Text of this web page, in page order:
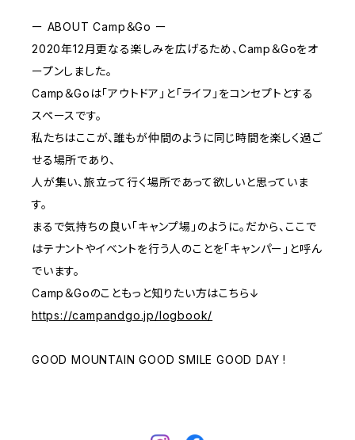
ー ABOUT Camp＆Go ー
2020年12月更なる楽しみを広げるため、Camp＆Goをオ
ープンしました。
Camp＆Goは「アウトドア」と「ライフ」をコンセプトとする
スペースです。
私たちはここが、誰もが仲間のように同じ時間を楽しく過ご
せる場所であり、
人が集い、旅立って行く場所であって欲しいと思っていま
す。
まるで気持ちの良い「キャンプ場」のように。だから、ここで
はテナントやイベントを行う人のことを「キャンパー」と呼ん
でいます。
Camp＆Goのこともっと知りたい方はこちら↓
https://campandgo.jp/logbook/
GOOD MOUNTAIN GOOD SMILE GOOD DAY !